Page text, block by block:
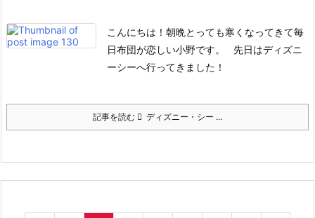
こんにちは！ 朝晩とっても寒くなってきて毎
日布団が恋しい小野です。
先日はディズニ
ーシーへ行ってきました！
記事を読む ディズニー・シー ...